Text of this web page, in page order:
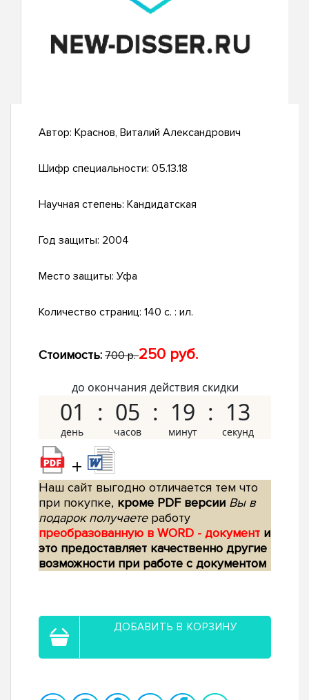
Автор: Краснов, Виталий Александрович
Шифр специальности: 05.13.18
Научная степень: Кандидатская
Год защиты: 2004
Место защиты: Уфа
Количество страниц: 140 с. : ил.
Стоимость: 700 р.250 руб.
до окончания действия скидки
01 05 19 12
+
Наш сайт выгодно отличается тем что
при покупке, кроме PDF версии Вы в
подарок получаетеработу
преобразованную в WORD - документ и
это предоставляет качественно другие
возможности при работе с документом
ДОБАВИТЬ В КОРЗИНУ